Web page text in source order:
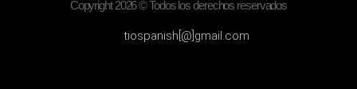
Copyright 2026 © Todos los derechos reservados
tiospanish[@]gmail.com